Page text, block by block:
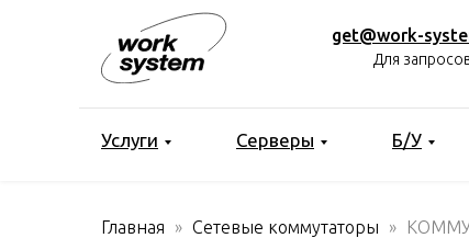
get@work-
Для
Услуги Серверы Б/У
Главная Сетевые коммутаторы